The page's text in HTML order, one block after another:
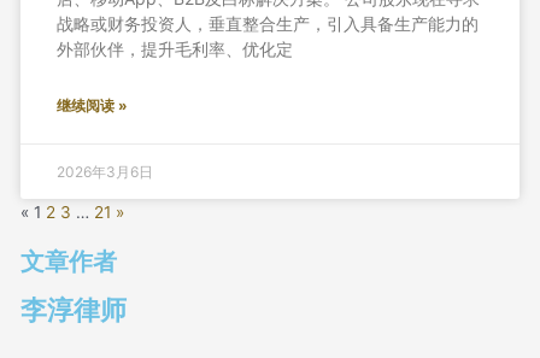
战略或财务投资人，垂直整合生产，引入具备生产能力的
外部伙伴，提升毛利率、优化定
继续阅读 »
2026年3月6日
«1 2 3 … 21 »
文章作者
李淳律师